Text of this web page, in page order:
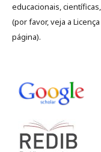
educacionais,
(por favor, veja a Licença
página).